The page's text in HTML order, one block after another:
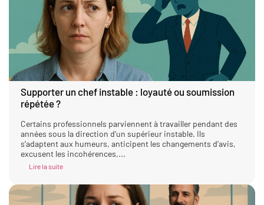
Supporter un chef instable : loyauté ou soumission
répétée ?
Certains professionnels parviennent à travailler pendant des
années sous la direction d’un supérieur instable. Ils
s’adaptent aux humeurs, anticipent les changements d’avis,
excusent les incohérences,...
Lire la suite